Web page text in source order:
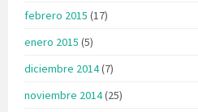
febrero 2015 (17)
enero 2015 (5)
diciembre 2014(7)
noviembre 2014(25)